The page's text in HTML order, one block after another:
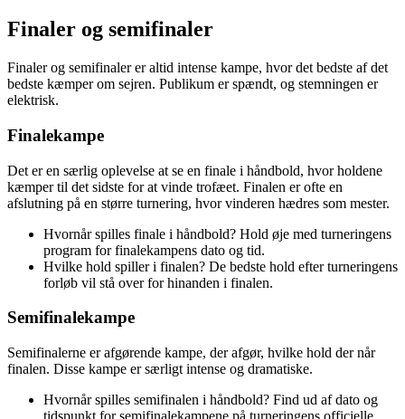
Finaler og semifinaler
Finaler og semifinaler er altid intense kampe, hvor det bedste af det
bedste kæmper om sejren. Publikum er spændt, og stemningen er
elektrisk.
Finalekampe
Det er en særlig oplevelse at se en finale i håndbold, hvor holdene
kæmper til det sidste for at vinde trofæet. Finalen er ofte en
afslutning på en større turnering, hvor vinderen hædres som mester.
Hvornår spilles finale i håndbold? Hold øje med turneringens
program for finalekampens dato og tid.
Hvilke hold spiller i finalen? De bedste hold efter turneringens
forløb vil stå over for hinanden i finalen.
Semifinalekampe
Semifinalerne er afgørende kampe, der afgør, hvilke hold der når
finalen. Disse kampe er særligt intense og dramatiske.
Hvornår spilles semifinalen i håndbold? Find ud af dato og